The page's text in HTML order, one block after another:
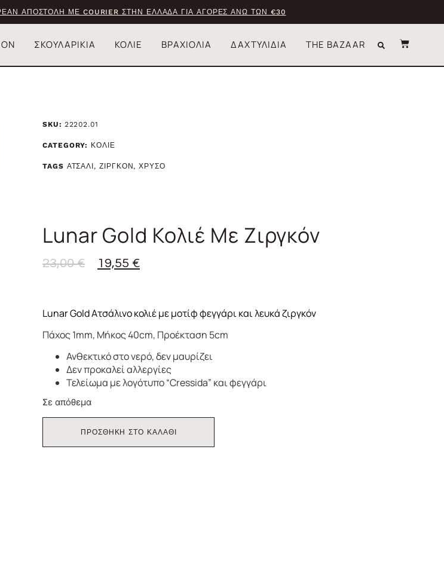
ΑΠΟΣΤΟΛΗ ΜΕ COURIER ΣΤΗΝ ΕΛΛΑΔΑ ΓΙΑ ΑΓΟΡΕΣ ΑΝΩ ΤΩΝ €30
ΣΚΟΥΛΑΡΙΚΙΑ ΚΟΛΙΕ ΒΡΑΧΙΟΛΙΑ ΔΑΧΤΥΛΙΔΙΑ THE BAZAAR
SKU: 22202.01
CATEGORY: ΚΟΛΙΕ
TAGS ΑΤΣΑΛΙ, ΖΙΡΓΚΟΝ,ΧΡΥΣΟ
Lunar Gold Κολιέ Με Ζιργκόν
23,00€ 19,55 €
Lunar Gold Ατσάλινο κολιέ με μοτίφ φεγγάρι και λευκά ζιργκόν
Πάχος 1mm, Μήκος 40cm, Προέκταση 5cm
Ανθεκτικό στο νερό, δεν μαυρίζει
Δεν προκαλεί αλλεργίες
Τελείωμα με λογότυπο “Cressida” και φεγγάρι
Σε απόθεμα
ΠΡΟΣΘΗΚΗ ΣΤΟ ΚΑΛΑΘΙ